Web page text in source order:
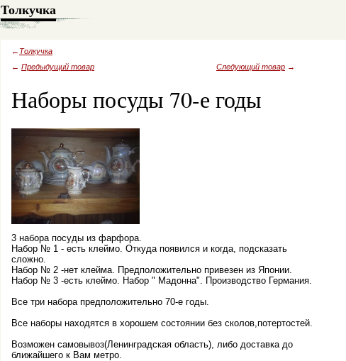
Толкучка
← Толкучка
← Предыдущий товар Следующий товар →
Наборы посуды 70-е годы
3 набора посуды из фарфора.
Набор № 1 - есть клеймо. Откуда появился и когда, подсказать
сложно.
Набор № 2 -нет клейма. Предположительно привезен из Японии.
Набор № 3 -есть клеймо. Набор " Мадонна". Производство Германия.
Все три набора предположительно 70-е годы.
Все наборы находятся в хорошем состоянии без сколов,потертостей.
Возможен самовывоз(Ленинградская область), либо доставка до
ближайшего к Вам метро.